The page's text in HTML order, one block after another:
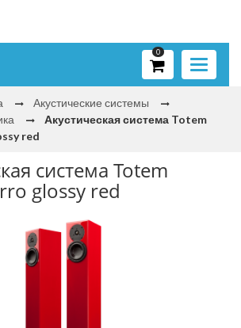
Toggle
0
Акустические системы
Акустическая система Totem
red
система Totem
glossy red